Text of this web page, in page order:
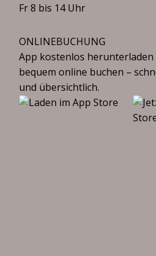
Fr 8 bis 14 Uhr
ONLINEBUCHUNG
App kostenlos
bequem online buchen –
und übersichtlich.